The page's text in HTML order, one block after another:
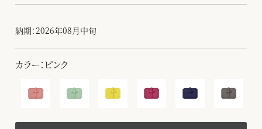
納期：2026年08月中旬
カラー：ピンク